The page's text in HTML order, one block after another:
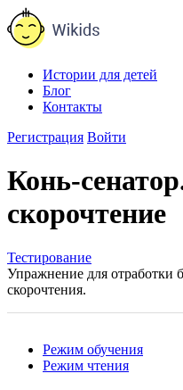
Истории для детей
Блог
Контакты
Регистрация Войти
Конь-
скорочтение
Тестирование
Упражнение для отработки
скорочтения.
Режим обучения
Режим чтения